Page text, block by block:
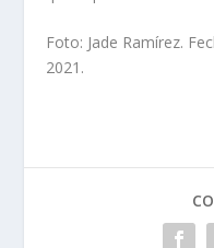
Foto: Jade Ramírez.
2021.